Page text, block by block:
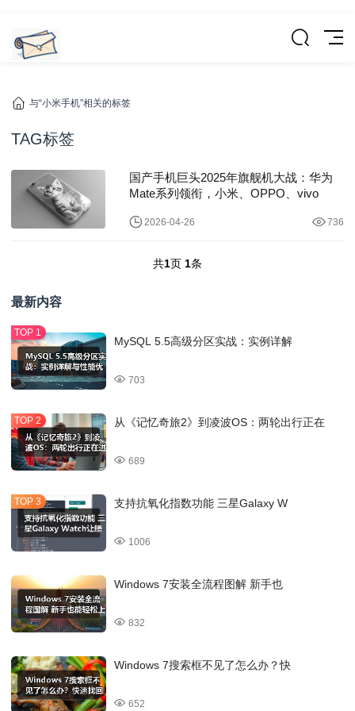
与“小米手机”相关的标签
TAG标签
国产手机巨头2025年旗舰机大战：华为
Mate系列领衔，小米、OPPO、vivo
2026-04-26 736
共1页 1条
最新内容
MySQL 5.5高级分区实战：实例详解
703
从《记忆奇旅2》到凌波OS：两轮出行正在
689
支持抗氧化指数功能 三星Galaxy W
1006
Windows 7安装全流程图解 新手也
832
Windows 7搜索框不见了怎么办？快
652